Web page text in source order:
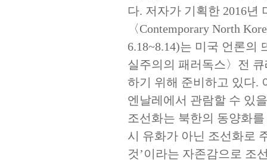
다. 저자가 기획한 2016년
〈Contemporary North
6.18~8.14)는 미국 언론의
실주의의 패러독스〉전
하기 위해 준비하고 있다.
엔날레에서 관람할 수 있
조선화는 북한의 동양화
시 유화가 아닌 조선화로
것’이라는 자존감으로 조